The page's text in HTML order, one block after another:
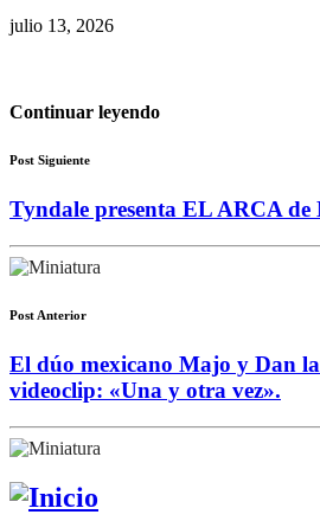
julio 13, 2026
Continuar leyendo
Post Siguiente
Tyndale presenta EL ARCA de
Post Anterior
El dúo mexicano Majo y Dan
videoclip: «Una y otra vez».